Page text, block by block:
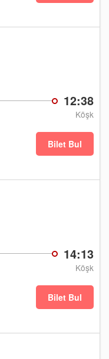
12:38
Köşk
Bilet Bul
14:13
Köşk
Bilet Bul